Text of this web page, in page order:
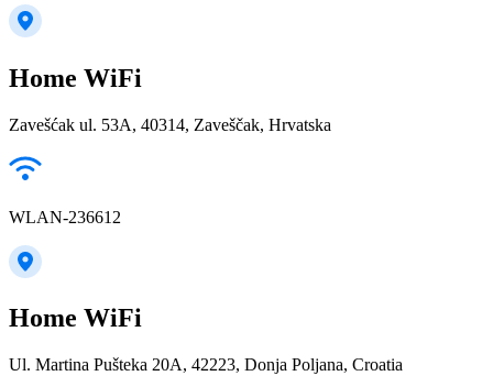
Home WiFi
Zavešćak ul. 53A, 40314, Zaveščak, Hrvatska
WLAN-236612
Home WiFi
Ul. Martina Pušteka 20A, 42223, Donja Poljana, Croatia